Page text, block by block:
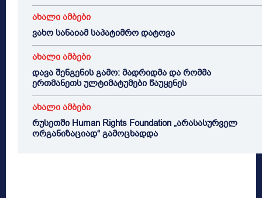
ახალი ამბები
ვახო სანაიამ საპატიმრო დატოვა
ახალი ამბები
დავა შენგენის გამო: მადრიდმა და რომმა
ერთმანეთს ულტიმატუმები წაუყენეს
ახალი ამბები
რუსეთში Human Rights Foundation „არასასურველ
ორგანიზაციად“ გამოცხადდა